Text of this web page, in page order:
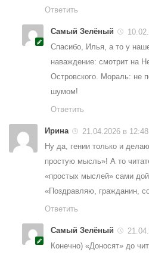
Ответить
Самый Зелёный
Спасибо, Илья, а то у
наваждение: смотрит на
Островского. Мораль: не
шумом!
Ответить
Ирина
21.04.2026 в 12:48
Ну да, гении только и
простую мысль»! А то
«простых мыслей» сами
«Поздравляю, гражданин,
Ответить
Самый Зелёный
Конечно) «Доносят» до